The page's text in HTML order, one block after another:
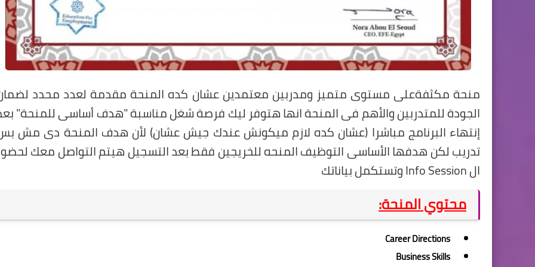
منحة مكثفةعلي مستوي متميز ومدربين معتمدين عشان كده المنحة مقدمة لعدد محدد
الجودة للمتدربين والأهم في المنحة انها هتوفر ليك فرصة شغل مناسبة "هدف أساسي للمنحة"
إنتهاء البرنامج مباشرا (عشان كده لازم ميكونش عندك جيش عشان) لأن هدف المنحة دي مش
تدريب لكن هدفها الأساسي التوظيف المنحه للخريجين فقط بعد التسجيل هيتم التواصل معك
ال Info Session وتستكمل بياناتك
محتوي المنحة:
Career Directions
Business Skills